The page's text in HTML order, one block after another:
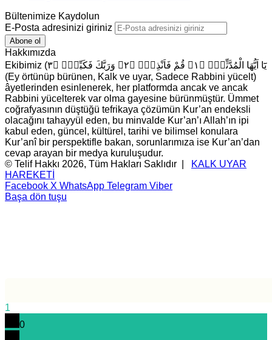
Bültenimize Kaydolun
E-Posta adresinizi giriniz
Hakkımızda
Ekibimiz (يَٓا اَيُّهَا الْمُدَّثِّرُۙ ﴿١﴾ قُمْ فَاَنْذِرْۙ ﴿٢﴾ وَرَبَّكَ فَكَبِّرْۙ ﴿٣
(Ey örtünüp bürünen, Kalk ve uyar, Sadece Rabbini yücelt)
âyetlerinden esinlenerek, her platformda ancak ve ancak
Rabbini yücelterek var olma gayesine bürünmüştür. Ümmet
coğrafyasının düştüğü tefrikaya çözümün Kur’an endeksli
olacağını tahayyül eden, bu minvalde Kur’an’ı Allah’ın ipi
kabul eden, güncel, kültürel, tarihi ve bilimsel konulara
Kur’anî bir perspektifle bakan, sorunlarımıza ise Kur’an’dan
cevap arayan bir medya kuruluşudur.
© Telif Hakkı 2026, Tüm Hakları Saklıdır |
KALK UYAR
HAREKETİ
Facebook X WhatsApp Telegram Viber
Başa dön tuşu
1
0